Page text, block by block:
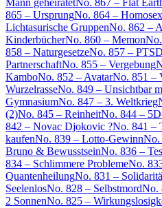
Mann geheiratetNo. 867 – Flat
865 – UrsprungNo. 864 –
Lichtasurische GruppenNo. 862 –
KinderbücherNo. 860 – Memon
858 – NaturgesetzeNo. 857 – PTSD
PartnerschaftNo. 855 – Vergebung
KamboNo. 852 – AvatarNo. 851 –
WurzelrasseNo. 849 – Unsichtbar
GymnasiumNo. 847 – 3. Weltkrieg
(2)No. 845 – ReinheitNo. 844 –
842 – Novac Djokovic ?No. 841 –
kaufenNo. 839 – Lotto-GewinnNo.
Bruno & BewusstseinNo. 836 –
834 – Schlimmere ProblemeNo.
QuantenheilungNo. 831 –
SeelenlosNo. 828 – SelbstmordNo.
2 SonnenNo. 825 –